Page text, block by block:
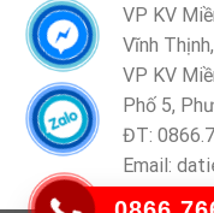
VP KV
Vĩnh
VP KV
Phố 5,
ĐT:
Email: